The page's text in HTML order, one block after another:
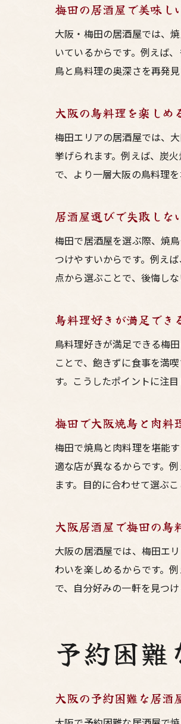
梅田の居酒屋で美味し
大阪・梅田の居酒屋では、
いているからです。例えば
鳥と鳥料理の奥深さを再発見
大阪の鳥料理を楽しめ
梅田エリアの居酒屋では、
挙げられます。例えば、炭
で、より一層大阪の鳥料理を
居酒屋選びで失敗しな
梅田で居酒屋を選ぶ際、焼
つけやすいからです。例え
点から選ぶことで、後悔し
鳥料理好きが満足でき
鳥料理好きが満足できる梅
ことで、飽きずに食事を満
す。こうしたポイントに注
梅田で大阪焼鳥と肉料
梅田で焼鳥と肉料理を堪能
適な店が異なるからです。
ます。目的に合わせて選ぶ
大阪居酒屋で梅田の鳥
大阪の居酒屋では、梅田エ
わいを楽しめるからです。
で、自分好みの一軒を見つ
予約困難
大阪の予約困難な居酒